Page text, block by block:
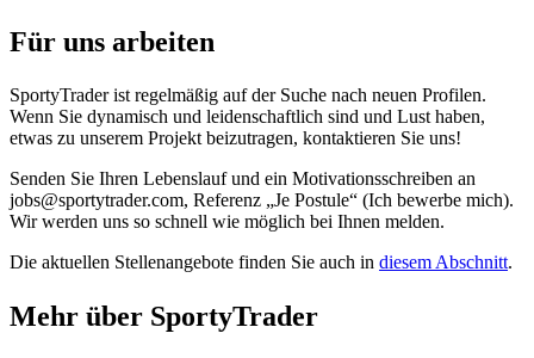
Für uns arbeiten
SportyTrader ist regelmäßig auf der Suche nach neuen Profilen.
Wenn Sie dynamisch und leidenschaftlich sind und Lust haben,
etwas zu unserem Projekt beizutragen, kontaktieren Sie uns!
Senden Sie Ihren Lebenslauf und ein Motivationsschreiben an
jobs@sportytrader.com, Referenz „Je Postule“ (Ich bewerbe mich).
Wir werden uns so schnell wie möglich bei Ihnen melden.
Die aktuellen Stellenangebote finden Sie auch in diesem Abschnitt.
Mehr über SportyTrader